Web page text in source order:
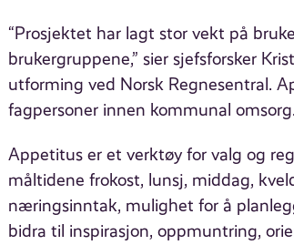
“Prosjektet har lagt stor vekt på
brukergruppene,” sier sjefsforsker
utforming ved Norsk Regnesentral.
fagpersoner innen kommunal omsorg.
Appetitus er et verktøy for valg og
måltidene frokost, lunsj, middag,
næringsinntak, mulighet for å
bidra til inspirasjon, oppmuntring,